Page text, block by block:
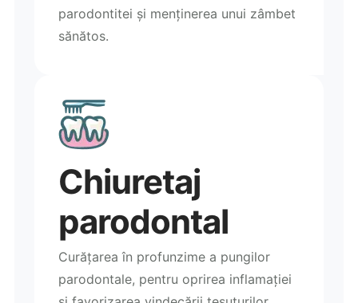
parodontitei și menținerea unui zâmbet
sănătos.
Chiuretaj
parodontal
Curățarea în profunzime a pungilor
parodontale, pentru oprirea inflamației